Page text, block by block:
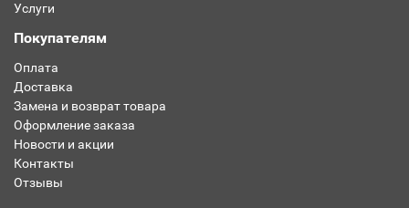
Услуги
Покупателям
Оплата
Доставка
Замена и возврат товара
Оформление заказа
Новости и акции
Контакты
Отзывы